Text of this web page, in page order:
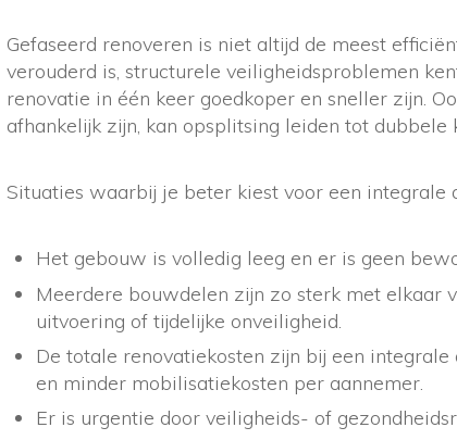
Gefaseerd renoveren is niet altijd de meest
verouderd is, structurele veiligheidsproblemen
renovatie in één keer goedkoper en sneller zijn.
afhankelijk zijn, kan opsplitsing leiden tot dubbele
Situaties waarbij je beter kiest voor een integrale
Het gebouw is volledig leeg en er is geen
Meerdere bouwdelen zijn zo sterk met elkaar
uitvoering of tijdelijke onveiligheid.
De totale renovatiekosten zijn bij een
en minder mobilisatiekosten per aannemer.
Er is urgentie door veiligheids- of